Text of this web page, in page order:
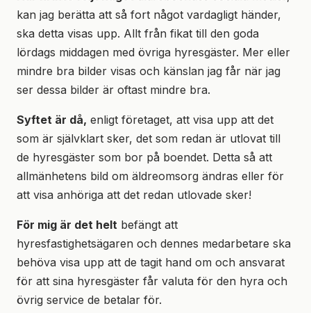
kan jag berätta att så fort något vardagligt händer,
ska detta visas upp. Allt från fikat till den goda
lördags middagen med övriga hyresgäster. Mer eller
mindre bra bilder visas och känslan jag får när jag
ser dessa bilder är oftast mindre bra.
Syftet är då, enligt företaget, att visa upp att det
som är självklart sker, det som redan är utlovat till
de hyresgäster som bor på boendet. Detta så att
allmänhetens bild om äldreomsorg ändras eller för
att visa anhöriga att det redan utlovade sker!
För mig är det helt befängt att
hyresfastighetsägaren och dennes medarbetare ska
behöva visa upp att de tagit hand om och ansvarat
för att sina hyresgäster får valuta för den hyra och
övrig service de betalar för.